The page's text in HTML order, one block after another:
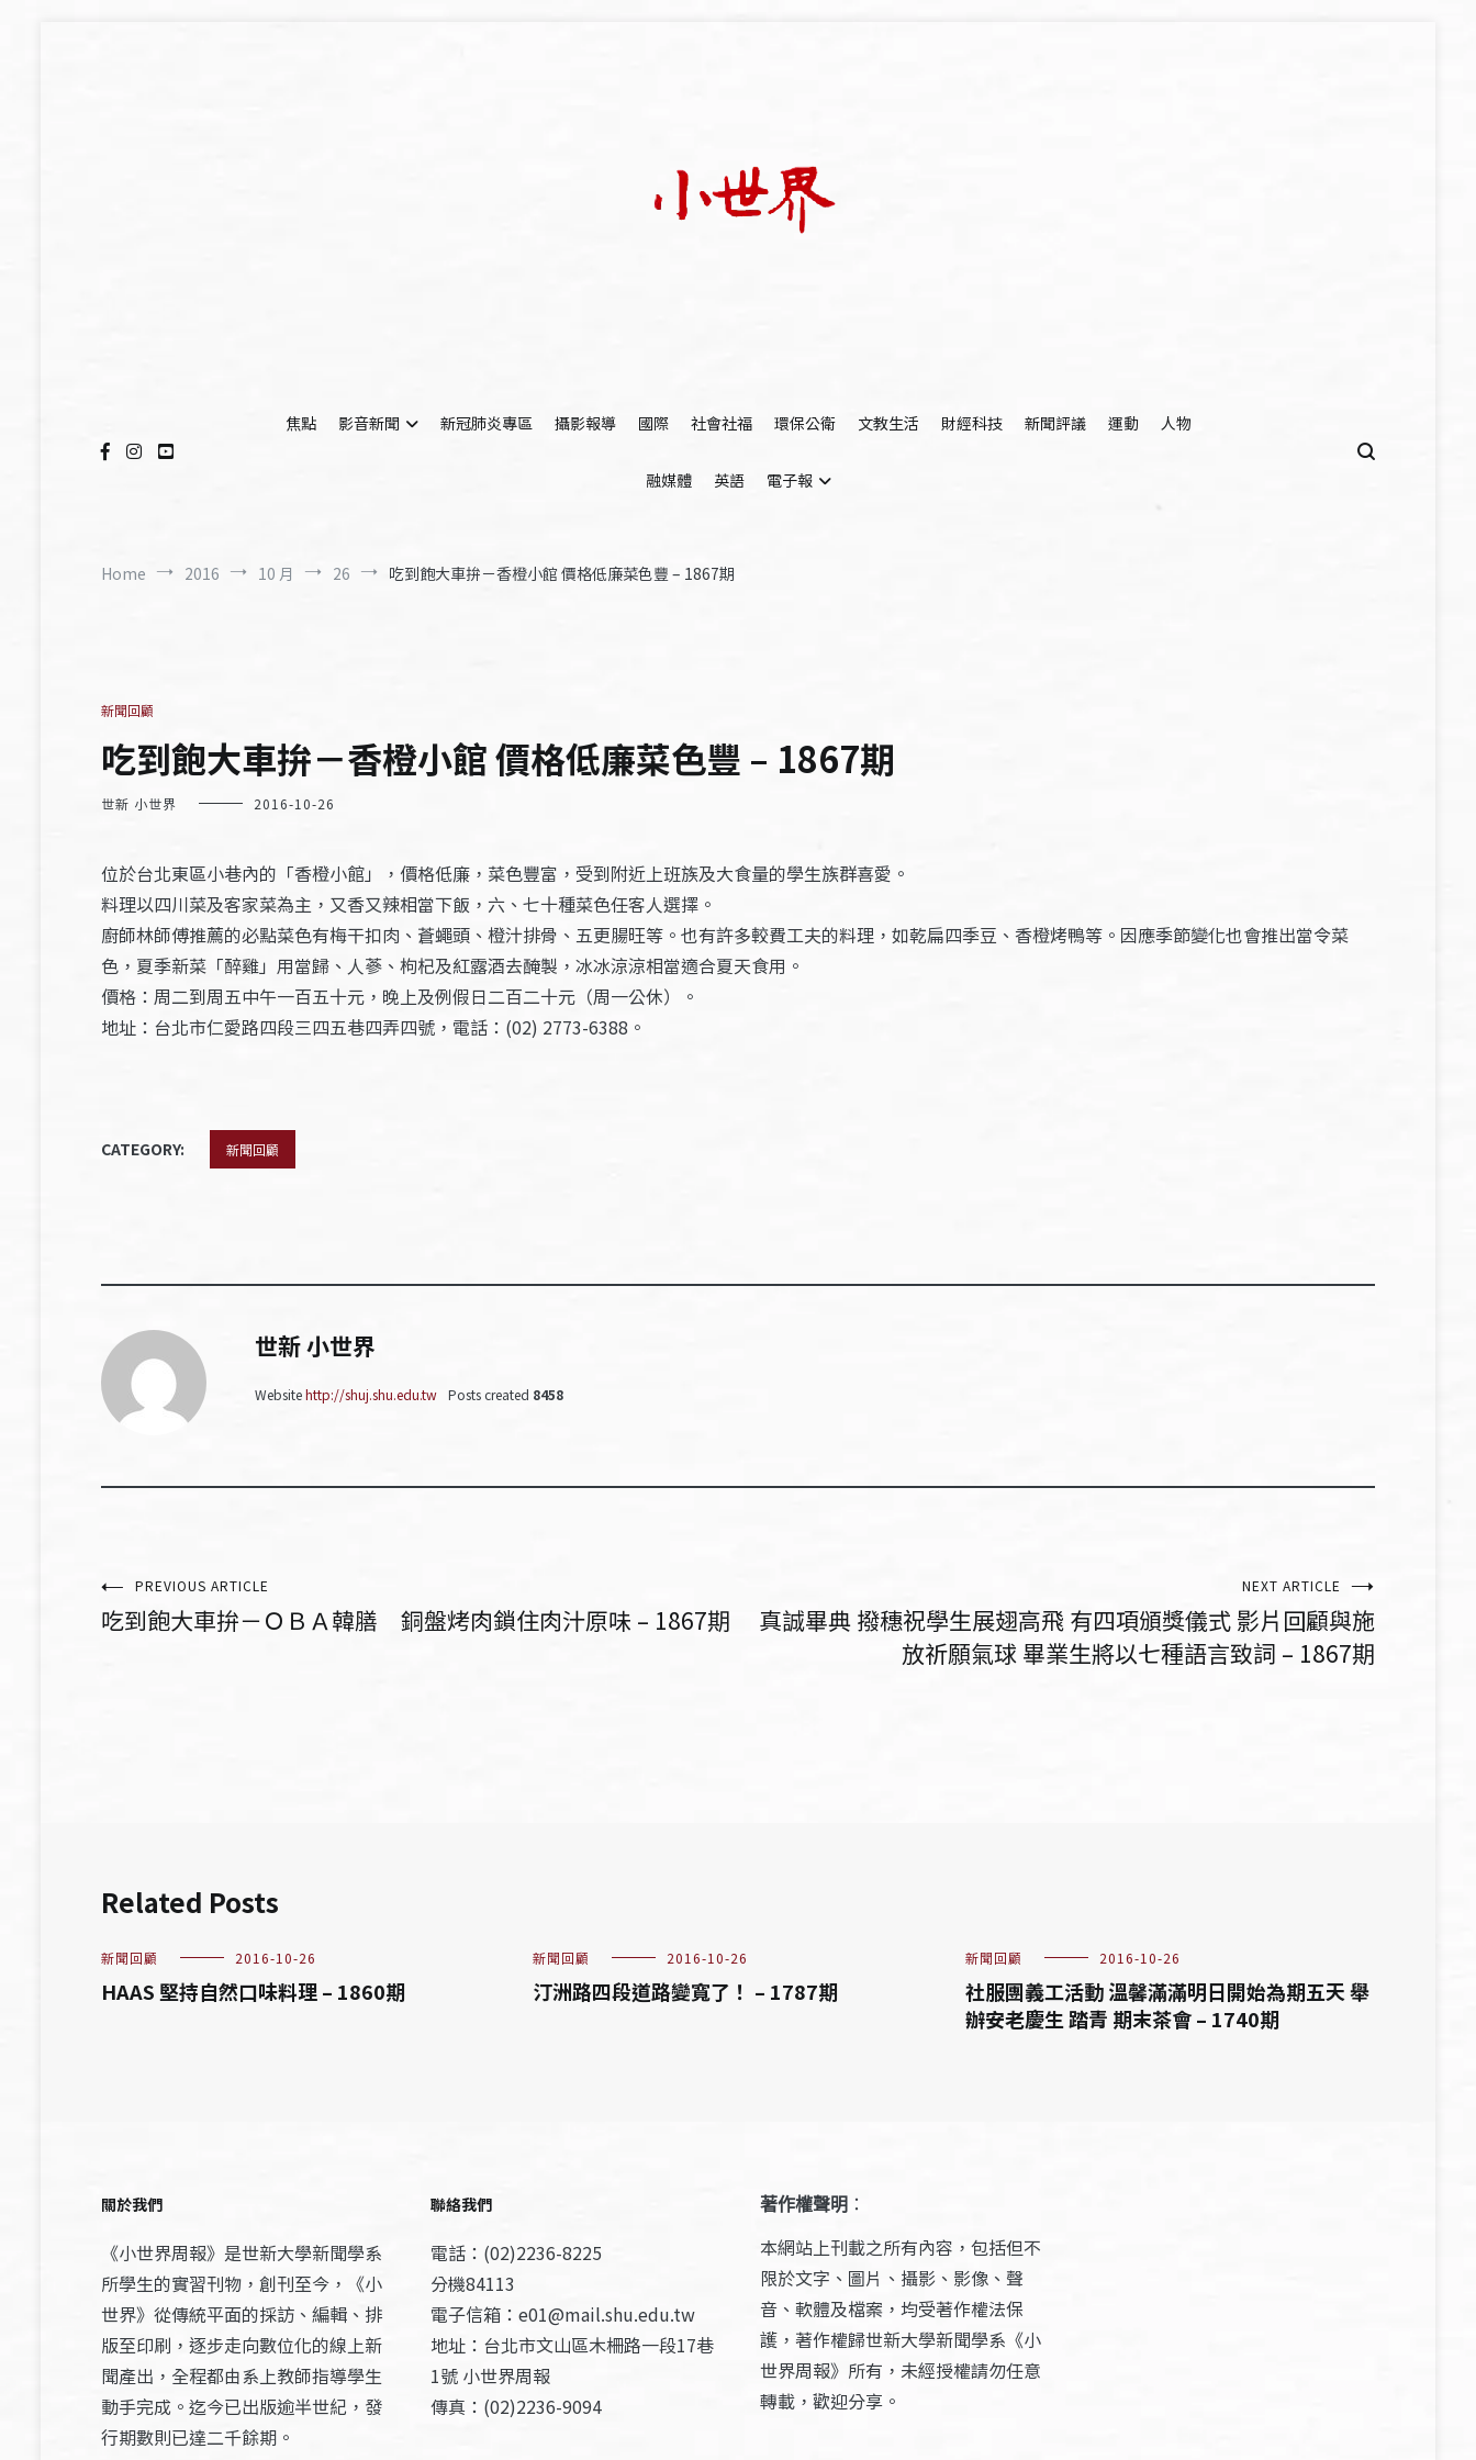
焦點
影音新聞 新冠肺炎專區 攝影報導 國際 社會社福 環保公衛 文教生活 財經科技 新聞評議 運動 人物
融媒體 英語 電子報
Home 2016 10 月 26 吃到飽大車拚－香橙小館 價格低廉菜色豐 – 1867期
新聞回顧
吃到飽大車拚－香橙小館 價格低廉菜色豐 – 1867期
世新 小世界 2016-10-26
位於台北東區小巷內的「香橙小館」，價格低廉，菜色豐富，受到附近上班族及大食量的學生族群喜愛。
料理以四川菜及客家菜為主，又香又辣相當下飯，六、七十種菜色任客人選擇。
廚師林師傅推薦的必點菜色有梅干扣肉、蒼蠅頭、橙汁排骨、五更腸旺等。也有許多較費工夫的料理，如乾扁四季豆、香橙烤鴨等。因應季節變化也會推出當令菜
色，夏季新菜「醉雞」用當歸、人蔘、枸杞及紅露酒去醃製，冰冰涼涼相當適合夏天食用。
價格：周二到周五中午一百五十元，晚上及例假日二百二十元（周一公休）。
地址：台北市仁愛路四段三四五巷四弄四號，電話：(02) 2773-6388。
CATEGORY: 新聞回顧
世新 小世界
Websitehttp://shuj.shu.edu.tw Posts created 8458
文PREVIOUS ARTICLE
吃到飽大車拚－ＯＢＡ韓膳 銅盤烤肉鎖住肉汁原味 – 1867期
NEXT ARTICLE
真誠畢典 撥穗祝學生展翅高飛 有四項頒獎儀式 影片回顧與施
放祈願氣球 畢業生將以七種語言致詞 – 1867期
Related Posts
新聞回顧 2016-10-26
HAAS 堅持自然口味料理 – 1860期
新聞回顧 2016-10-26
汀洲路四段道路變寬了！ – 1787期
新聞回顧 2016-10-26
社服團義工活動 溫馨滿滿明日開始為期五天 舉
辦安老慶生 踏青 期末茶會 – 1740期
關於我們
《小世界周報》是世新大學新聞學系
所學生的實習刊物，創刊至今，《小
世界》從傳統平面的採訪、編輯、排
版至印刷，逐步走向數位化的線上新
聞產出，全程都由系上教師指導學生
動手完成。迄今已出版逾半世紀，發
行期數則已達二千餘期。
聯絡我們
電話：(02)2236-8225
分機84113
電子信箱：e01@mail.shu.edu.tw
地址：台北市文山區木柵路一段17巷
1號 小世界周報
傳真：(02)2236-9094
著作權聲明 ：
本網站上刊載之所有內容，包括但不
限於文字、圖片、攝影、影像、聲
音、軟體及檔案，均受著作權法保
護，著作權歸世新大學新聞學系《小
世界周報》所有，未經授權請勿任意
轉載，歡迎分享。